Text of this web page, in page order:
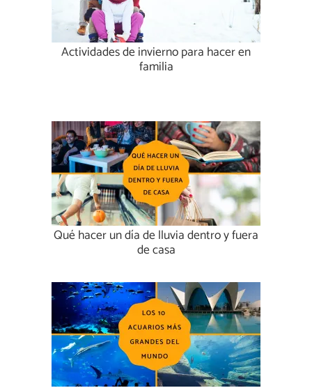
Actividades de invierno para hacer en
familia
Qué hacer un día de lluvia dentro y fuera
de casa